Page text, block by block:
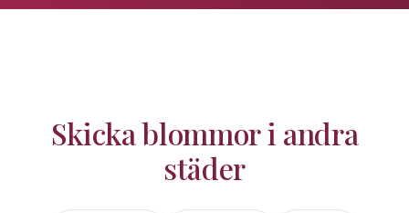
Skicka blommor i andra
städer